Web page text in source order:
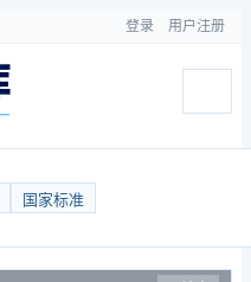
登录 用户注册
国家标准